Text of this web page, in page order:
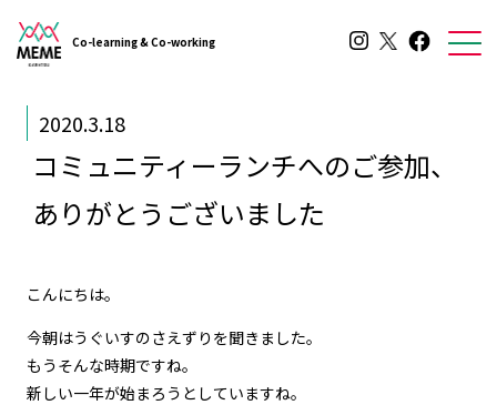
Co-learning & Co-working
2020.3.18
コミュニティーランチへのご参加、
ありがとうございました
こんにちは。
今朝はうぐいすのさえずりを聞きました。
もうそんな時期ですね。
新しい一年が始まろうとしていますね。